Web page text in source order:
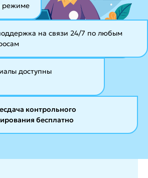
режиме
на связи 24/7 по любым
доступны
контрольного
бесплатно